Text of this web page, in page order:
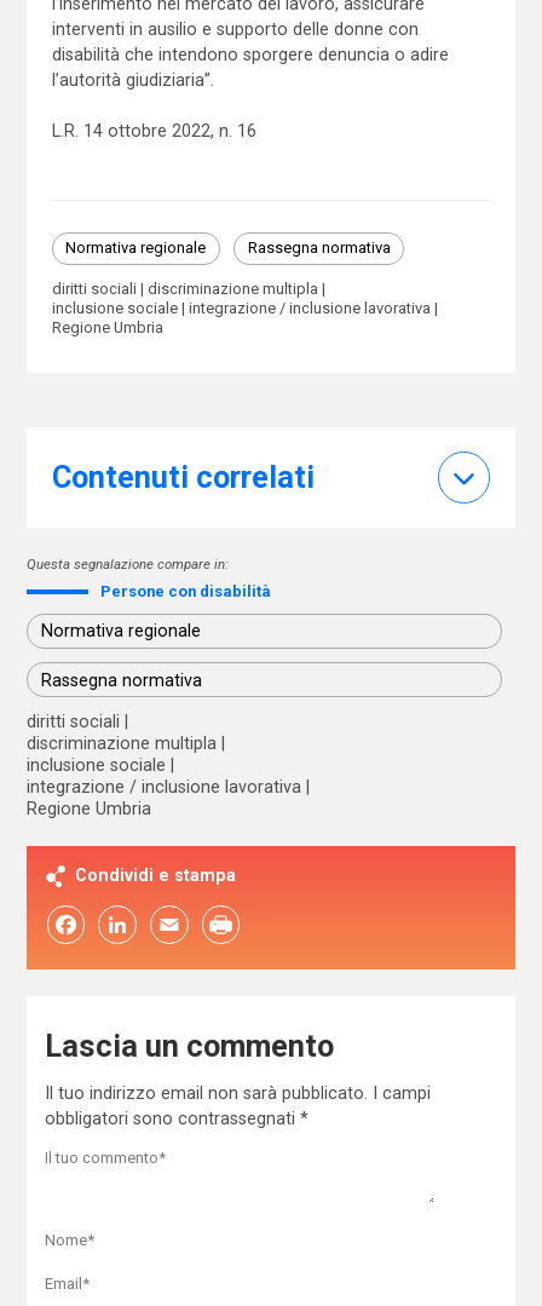
interventi in ausilio e supporto delle donne con
disabilità che intendono sporgere denuncia o adire
l’autorità giudiziaria”.
L.R. 14 ottobre 2022, n. 16
Normativa regionale Rassegna normativa
diritti sociali
discriminazione multipla
inclusione sociale
integrazione / inclusione lavorativa
Regione Umbria
Contenuti correlati
Questa segnalazione compare in:
Persone con disabilità
Normativa regionale
Rassegna normativa
diritti sociali
discriminazione multipla
inclusione sociale
integrazione / inclusione lavorativa
Regione Umbria
Condividi e stampa
FacebookLinkedIn Email
Lascia un commento
Il tuo indirizzo email non sarà pubblicato.
I campi
obbligatori sono contrassegnati *